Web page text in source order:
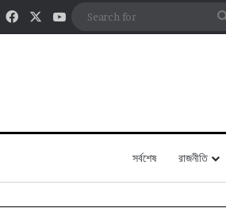
FacebookYouTube
সর্বশেষ রাজনীতি